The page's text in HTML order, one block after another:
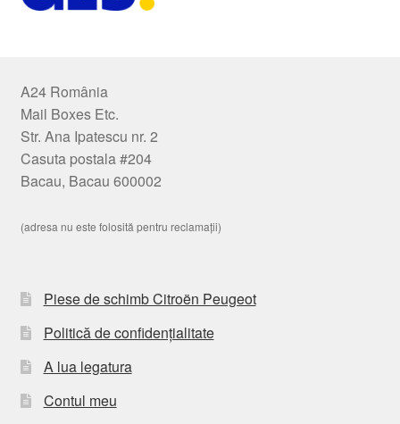
A24 România
Mail Boxes Etc.
Str. Ana Ipatescu nr. 2
Casuta postala #204
Bacau, Bacau 600002
(adresa nu este folosită pentru reclamații)
Piese de schimb Citroën Peugeot
Politică de confidențialitate
A lua legatura
Contul meu